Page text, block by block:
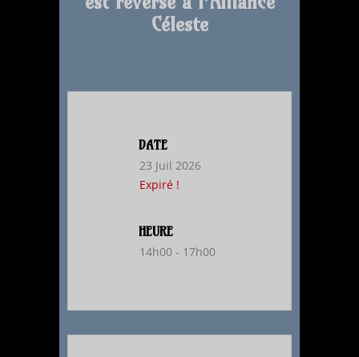
Céleste
DATE
23 Juil 2026
Expiré !
HEURE
14h00 - 17h00